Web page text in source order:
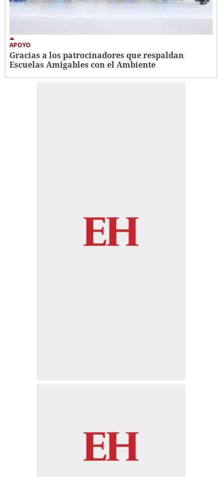
APOYO
Gracias a los patrocinadores que respaldan
Escuelas Amigables con el Ambiente